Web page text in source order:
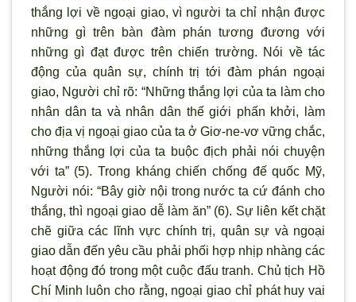
thắng lợi về ngoại giao, vì người ta chỉ nhận được
những gì trên bàn đàm phán tương đương với
những gì đạt được trên chiến trường. Nói về tác
động của quân sự, chính trị tới đàm phán ngoại
giao, Người chỉ rõ: “Những thắng lợi của ta làm cho
nhân dân ta và nhân dân thế giới phấn khởi, làm
cho địa vị ngoại giao của ta ở Giơ-ne-vơ vững chắc,
những thắng lợi của ta buộc địch phải nói chuyện
với ta” (5). Trong kháng chiến chống đế quốc Mỹ,
Người nói: “Bây giờ nội trong nước ta cứ đánh cho
thắng, thì ngoại giao dễ làm ăn” (6). Sự liên kết chặt
chẽ giữa các lĩnh vực chính trị, quân sự và ngoại
giao dẫn đến yêu cầu phải phối hợp nhịp nhàng các
hoạt động đó trong một cuộc đấu tranh. Chủ tịch Hồ
Chí Minh luôn cho rằng, ngoại giao chỉ phát huy vai